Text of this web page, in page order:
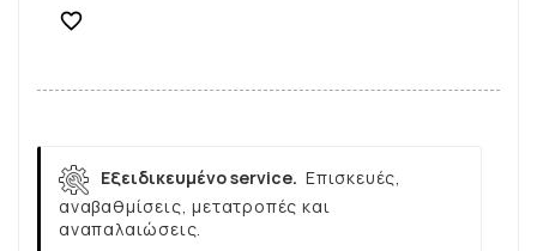

Εξειδικευμένο service. Επισκευές,
αναβαθμίσεις, μετατροπές και
αναπαλαιώσεις.